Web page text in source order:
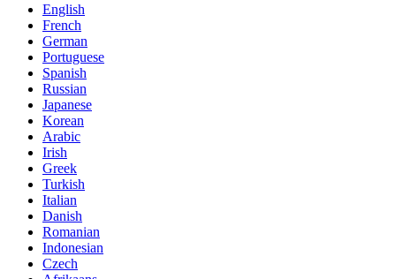
English
French
German
Portuguese
Spanish
Russian
Japanese
Korean
Arabic
Irish
Greek
Turkish
Italian
Danish
Romanian
Indonesian
Czech